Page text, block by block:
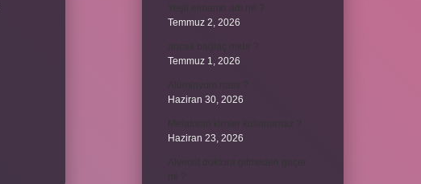
Temmuz 2, 2026
Temmuz 1, 2026
Haziran 30, 2026
Haziran 23, 2026